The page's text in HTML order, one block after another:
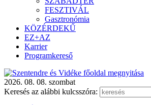
FESZTIVÁL
Gasztronómia
KÖZÉRDEKŰ
EZ+AZ
Karrier
Programkereső
2026. 08. 08. szombat
Keresés az alábbi kulcsszóra: